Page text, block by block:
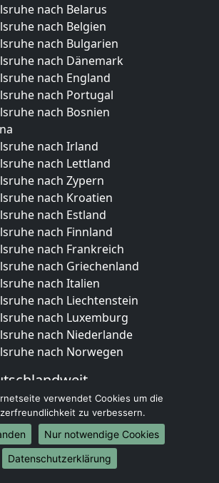
nach Belarus
nach Belgien
nach Bulgarien
nach Dänemark
nach England
nach Portugal
nach Bosnien
nach Irland
nach Lettland
nach Zypern
nach Kroatien
nach Estland
nach Finnland
nach Frankreich
nach Griechenland
nach Italien
nach Liechtenstein
nach Luxemburg
nach Niederlande
nach Norwegen
nach Berlin
nach Hamburg
nach München
nach Köln
nach Frankfurt am Main
verwendet Cookies um die
zu verbessern.
Nur notwendige Cookies
Datenschutzerklärung